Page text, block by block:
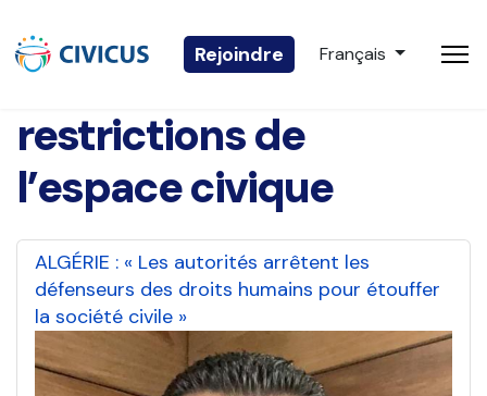
Rejoindre Sélectionnez votre
Français
restrictions de
l’espace civique
ALGÉRIE : « Les autorités arrêtent les
défenseurs des droits humains pour étouffer
la société civile »